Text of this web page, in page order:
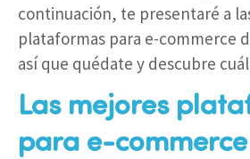
continuación, te presentaré a
plataformas para e-commerce
así que quédate y descubre
Las mejores
para e-commerce